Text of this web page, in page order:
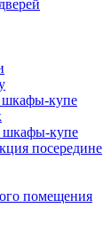
купе
шкафы-купе
посередине
помещения